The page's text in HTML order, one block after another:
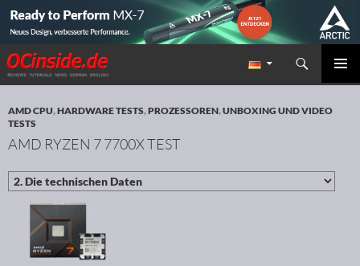
Redaktion ocinside.de PC Hardware Portal
Suchen
ZUM INHALT SPRINGEN
AMD CPU,HARDWARE TESTS,PROZESSOREN,UNBOXING UND VIDEO
TESTS
AMD RYZEN 7 7700X TEST